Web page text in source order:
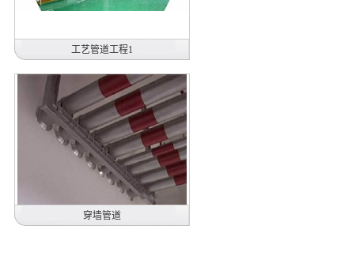
日本电产三协电子（东莞）有限公司
空调冷冻水管安装
2014年
工艺管道工程1
穿墙管道